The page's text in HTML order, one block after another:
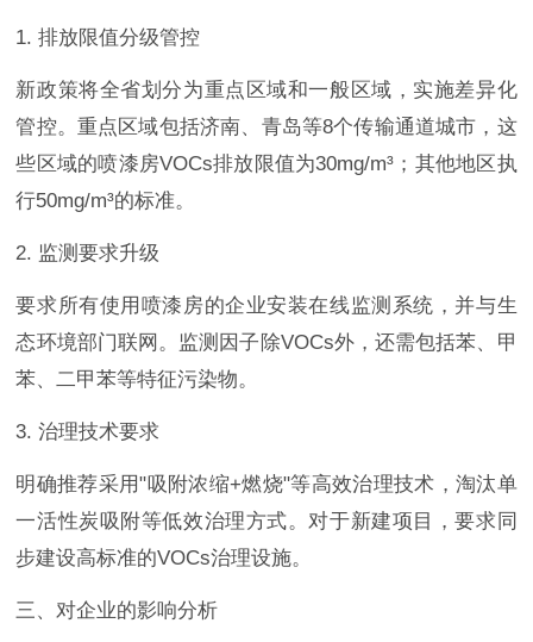
1. 排放限值分级管控
新政策将全省划分为重点区域和一般区域，实施差异化
管控。重点区域包括济南、青岛等8个传输通道城市，这
些区域的喷漆房VOCs排放限值为30mg/m³；其他地区执
行50mg/m³的标准。
2. 监测要求升级
要求所有使用喷漆房的企业安装在线监测系统，并与生
态环境部门联网。监测因子除VOCs外，还需包括苯、甲
苯、二甲苯等特征污染物。
3. 治理技术要求
明确推荐采用"吸附浓缩+燃烧"等高效治理技术，淘汰单
一活性炭吸附等低效治理方式。对于新建项目，要求同
步建设高标准的VOCs治理设施。
三、对企业的影响分析